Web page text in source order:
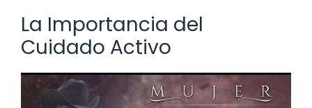
La Importancia del
Cuidado Activo